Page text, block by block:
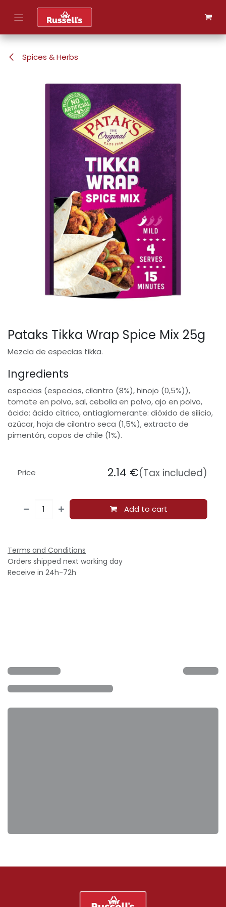
Skip to Content
Spices & Herbs
Pataks Tikka Wrap Spice Mix 25g
Mezcla de especias tikka.
Ingredients
especias (especias, cilantro (8%), hinojo (0,5%)),
tomate en polvo, sal, cebolla en polvo, ajo en polvo,
ácido: ácido cítrico, antiaglomerante: dióxido de silicio,
azúcar, hoja de cilantro seca (1,5%), extracto de
pimentón, copos de chile (1%).
Add to cart
Price 2.14 €(Tax included)
Terms and Conditions
Orders shipped next working day
Receive in 24h-72h